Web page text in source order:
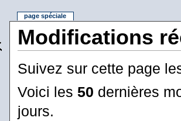
Modifications
Suivez sur cette page
Voici les 50 dernières
jours.
page spéciale